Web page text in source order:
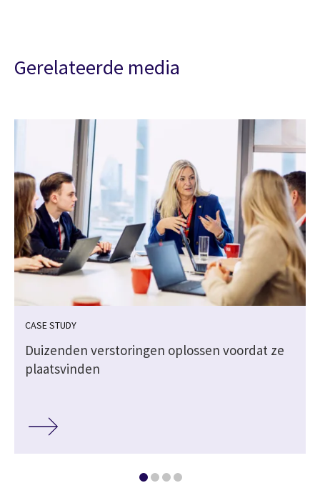
Gerelateerde media
CASE STUDY
Duizenden verstoringen oplossen voordat ze
plaatsvinden